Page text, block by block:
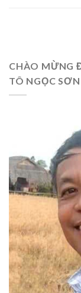
CHÀO MỪNG
TÔ NGỌC SƠN